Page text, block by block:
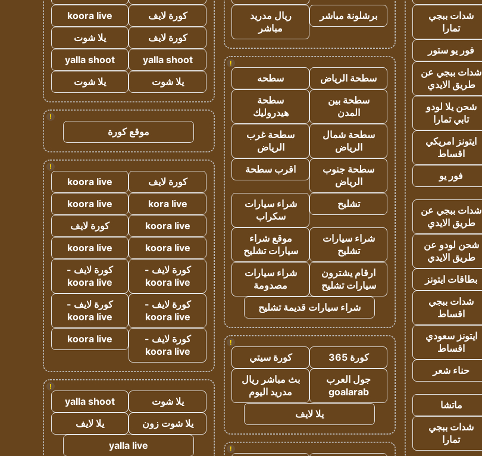
شدات ببجي
تمارا
فور يو ستور
شدات ببجي عن
طريق الايدي
شحن يلا لودو
تابي تمارا
ايتونز امريكي
اقساط
فور يو
شدات ببجي عن
طريق الايدي
شحن لودو عن
طريق الايدي
بطاقات ايتونز
شدات ببجي
اقساط
ايتونز سعودي
اقساط
حناء شعر
ماتشا
شدات ببجي
تمارا
برشلونة مباشر
ريال مدريد
مباشر
!
سطحة الرياض
سطحه
سطحة بين
المدن
سطحة
هيدروليك
سطحة شمال
الرياض
سطحة غرب
الرياض
سطحة جنوب
الرياض
اقرب سطحة
تشليح
شراء سيارات
سكراب
شراء سيارات
تشليح
موقع شراء
سيارات تشليح
ارقام يشترون
سيارات تشليح
شراء سيارات
مصدومة
شراء سيارات قديمة تشليح
!
كورة 365
كورة سيتي
جول العرب
goalarab
بث مباشر ريال
مدريد اليوم
يلا لايف
!
كورة لايف
koora live
كورة لايف
يلا شوت
yalla shoot
yalla shoot
يلا شوت
يلا شوت
!
موقع كورة
!
كورة لايف
koora live
kora live
koora live
koora live
كورة لايف
koora live
koora live
كورة لايف -
koora live
كورة لايف -
koora live
كورة لايف -
koora live
كورة لايف -
koora live
كورة لايف -
koora live
koora live
!
يلا شوت
yalla shoot
يلا شوت زون
يلا لايف
yalla live